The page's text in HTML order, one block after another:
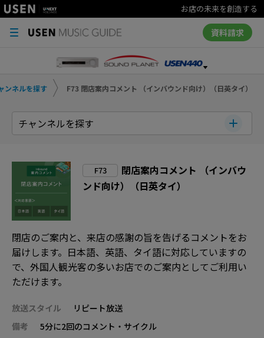
お店の未来を創造する
資料請求
ンネルを探す F73 閉店案内コメント （インバウンド向け）（日英タイ）
チャンネルを探す
F73
閉店案内コメント （インバウ
ンド向け）（日英タイ）
閉店のご案内と、来店の感謝の旨を告げるコメントをお
届けします。日本語、英語、タイ語に対応していますの
で、外国人観光客の多いお店でのご案内としてご利用い
ただけます。
放送スタイル
リピート放送
備考
5分に2回のコメント・サイクル